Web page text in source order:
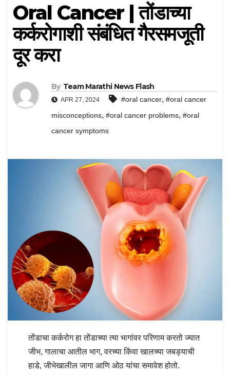
Oral Cancer | तोंडाच्या
कर्करोगाशी संबंधित गैरसमजूती
दूर करा
By Team Marathi News Flash
APR 27, 2024 #oral cancer, #oral cancer
misconceptions, #oral cancer problems, #oral
cancer symptoms
तोंडाचा कर्करोग हा तोंडाच्या त्या भागांवर परिणाम करतो ज्यात
जीभ, गालाचा आतील भाग, वरच्या किंवा खालच्या जबड्याची
हाडे, जीभेखालील जागा आणि ओठ यांचा समावेश होतो.